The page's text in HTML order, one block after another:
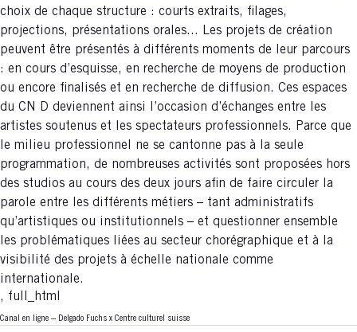
choix de chaque structure : courts extraits, filages,
projections, présentations orales... Les projets de création
peuvent être présentés à différents moments de leur parcours
: en cours d’esquisse, en recherche de moyens de production
ou encore finalisés et en recherche de diffusion. Ces espaces
du CN D deviennent ainsi l’occasion d’échanges entre les
artistes soutenus et les spectateurs professionnels. Parce que
le milieu professionnel ne se cantonne pas à la seule
programmation, de nombreuses activités sont proposées hors
des studios au cours des deux jours afin de faire circuler la
parole entre les différents métiers – tant administratifs
qu’artistiques ou institutionnels – et questionner ensemble
les problématiques liées au secteur chorégraphique et à la
visibilité des projets à échelle nationale comme
internationale.
, full_html
Canal en ligne – Delgado Fuchs x Centre culturel suisse